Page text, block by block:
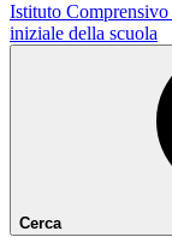
Istituto Comprensivo
iniziale della scuola
Cerca